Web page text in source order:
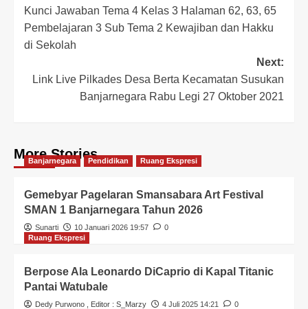
Kunci Jawaban Tema 4 Kelas 3 Halaman 62, 63, 65
Pembelajaran 3 Sub Tema 2 Kewajiban dan Hakku
di Sekolah
Next:
Link Live Pilkades Desa Berta Kecamatan Susukan
Banjarnegara Rabu Legi 27 Oktober 2021
More Stories
Banjarnegara Pendidikan Ruang Ekspresi
Gemebyar Pagelaran Smansabara Art Festival
SMAN 1 Banjarnegara Tahun 2026
Sunarti 10 Januari 2026 19:57
0
Ruang Ekspresi
Berpose Ala Leonardo DiCaprio di Kapal Titanic
Pantai Watubale
Dedy Purwono , Editor : S_Marzy 4 Juli 2025 14:21
0